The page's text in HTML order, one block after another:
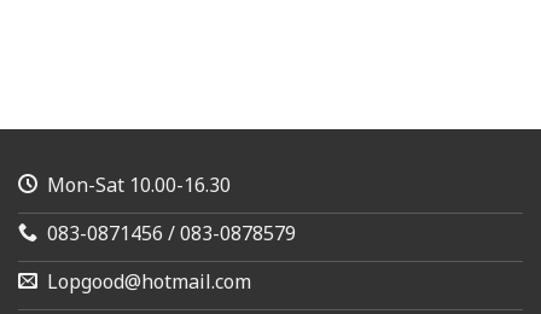
Mon-Sat 10.00-16.30
083-0871456 / 083-0878579
Lopgood@hotmail.com